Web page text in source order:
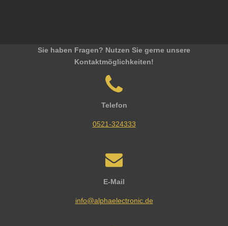
Sie haben Fragen? Nutzen Sie gerne unsere
Kontaktmöglichkeiten!
Telefon
0521-324333
E-Mail
info@alphaelectronic.de